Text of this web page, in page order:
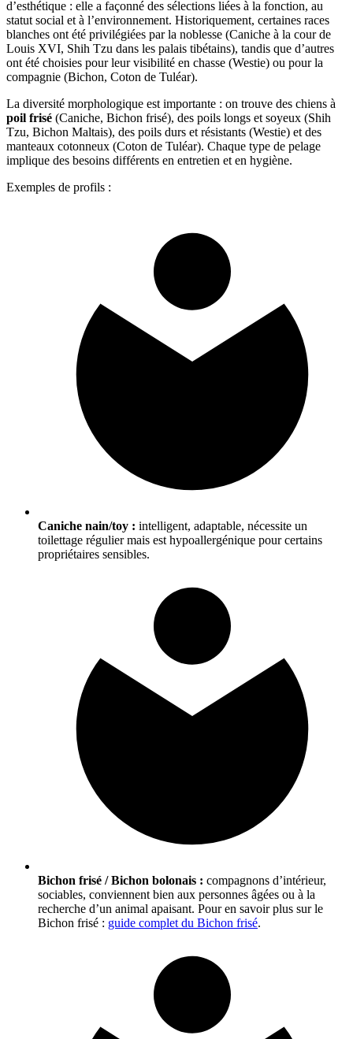
d’esthétique : elle a façonné des sélections liées à la fonction, au
statut social et à l’environnement. Historiquement, certaines races
blanches ont été privilégiées par la noblesse (Caniche à la cour de
Louis XVI, Shih Tzu dans les palais tibétains), tandis que d’autres
ont été choisies pour leur visibilité en chasse (Westie) ou pour la
compagnie (Bichon, Coton de Tuléar).
La diversité morphologique est importante : on trouve des chiens à
poil frisé (Caniche, Bichon frisé), des poils longs et soyeux (Shih
Tzu, Bichon Maltais), des poils durs et résistants (Westie) et des
manteaux cotonneux (Coton de Tuléar). Chaque type de pelage
implique des besoins différents en entretien et en hygiène.
Exemples de profils :
Caniche nain/toy : intelligent, adaptable, nécessite un
toilettage régulier mais est hypoallergénique pour certains
propriétaires sensibles.
Bichon frisé / Bichon bolonais : compagnons d’intérieur,
sociables, conviennent bien aux personnes âgées ou à la
recherche d’un animal apaisant. Pour en savoir plus sur le
Bichon frisé : guide complet du Bichon frisé.